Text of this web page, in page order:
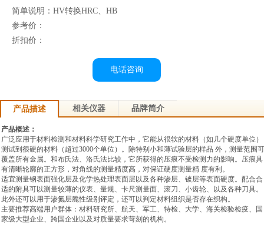
简单说明：HV转换HRC、HB
参考价：
折扣价：
电话咨询
产品描述 相关仪器 品牌简介
产品概述：
广泛应用于材料检测和材料科学研究工作中，它能从很软的材料（如几个硬度单位）
测试到很硬的材料（超过3000个单位）。除特别小和薄试验层的样品 外，测量范围可
覆盖所有金属。和布氏法、洛氏法比较，它所获得的压痕不受检测力的影响。压痕具
有清晰轮廓的正方形，对角线的测量精度高， 对保证硬度测量精 度有利。
适宜测量钢表面强化层及化学热处理表面层以及各种渗层、镀层等表面硬度。配合合
适的附具可以测量较薄的仪表、量规、卡尺测量面、滚刀、小齿轮、以及各种刀具。
此外还可以用于渗氮层脆性级别评定，还可以判定材料组织是否存在织构。
主要推荐高端用户群体：材料研究所、航天、军工、特检、大学、海关检验检疫、国
家级大型企业、跨国企业以及对质量要求苛刻的机构。